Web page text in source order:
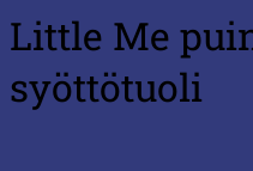
Little Me
syöttötuoli